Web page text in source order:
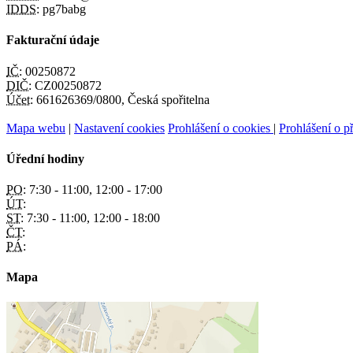
IDDS: pg7babg
Fakturační údaje
IČ: 00250872
DIČ: CZ00250872
Účet: 661626369/0800, Česká spořitelna
Mapa webu | Nastavení cookies Prohlášení o cookies | Prohlášení o
Úřední hodiny
PO: 7:30 - 11:00, 12:00 - 17:00
ÚT:
ST: 7:30 - 11:00, 12:00 - 18:00
ČT:
PÁ:
Mapa